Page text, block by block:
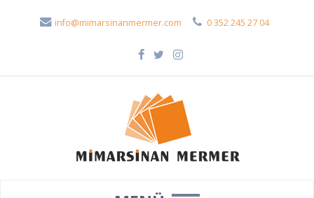
info@mimarsinanmermer.com 0 352 245 27 04